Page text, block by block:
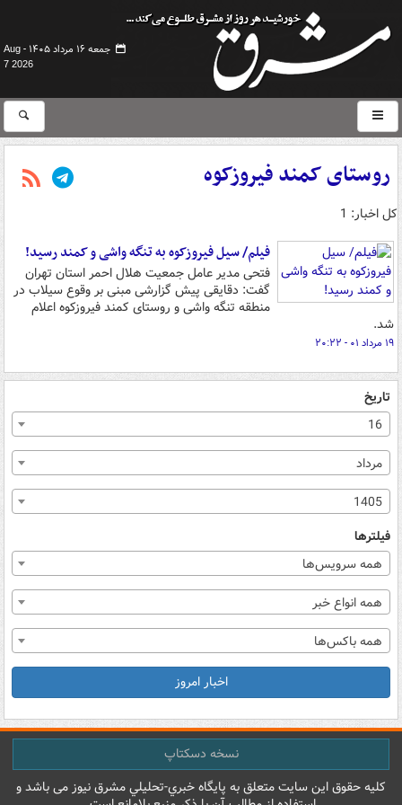
جمعه ۱۶ مرداد ۱۴۰۵ -
Aug
7 2026
روستای کمند فیروزکوه
کل اخبار: 1
فیلم/ سیل فیروزکوه به تنگه واشی و کمند رسید!
فتحی مدیر عامل جمعیت هلال احمر استان تهران
گفت: دقایقی پیش گزارشی مبنی بر وقوع سیلاب در
منطقه تنگه واشی و روستای کمند فیروزکوه اعلام
شد.
۱۹ مرداد ۰۱ - ۲۰:۲۲
تاریخ
16
مرداد
1405
فیلترها
همه سرویس‌ها
همه انواع خبر
همه باکس‌ها
اخبار امروز
نسخه دسکتاپ
کليه حقوق اين سايت متعلق به پایگاه خبري-تحليلي مشرق نيوز می باشد و